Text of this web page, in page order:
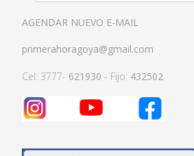
AGENDAR NUEVO E-MAIL
primerahoragoya@gmail.com
Cel: 3777- 621930 - Fijo: 432502